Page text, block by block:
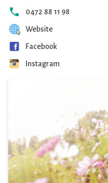
0472 88 11 98
Website
Facebook
Instagram